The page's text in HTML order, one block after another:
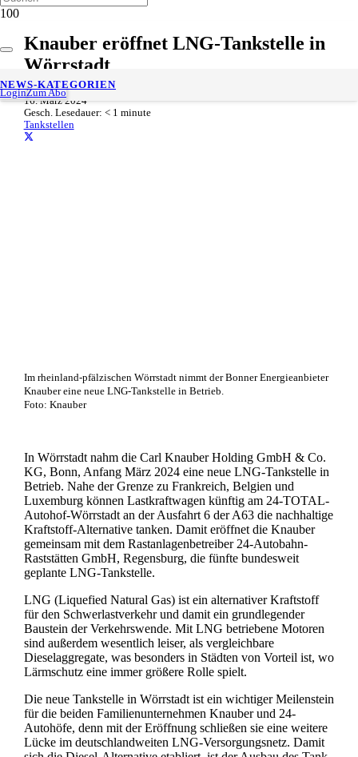
LoginZum Abo
NEWS-KATEGORIEN
Knauber eröffnet LNG-Tankstelle in
Wörrstadt
16. März 2024
Gesch. Lesedauer: < 1 minute
Tankstellen
Im rheinland-pfälzischen Wörrstadt nimmt der Bonner Energieanbieter
Knauber eine neue LNG-Tankstelle in Betrieb.
Foto: Knauber
In Wörrstadt nahm die Carl Knauber Holding GmbH & Co.
KG, Bonn, Anfang März 2024 eine neue LNG-Tankstelle in
Betrieb. Nahe der Grenze zu Frankreich, Belgien und
Luxemburg können Lastkraftwagen künftig am 24-TOTAL-
Autohof-Wörrstadt an der Ausfahrt 6 der A63 die nachhaltige
Kraftstoff-Alternative tanken. Damit eröffnet die Knauber
gemeinsam mit dem Rastanlagenbetreiber 24-Autobahn-
Raststätten GmbH, Regensburg, die fünfte bundesweit
geplante LNG-Tankstelle.
LNG (Liquefied Natural Gas) ist ein alternativer Kraftstoff
für den Schwerlastverkehr und damit ein grundlegender
Baustein der Verkehrswende. Mit LNG betriebene Motoren
sind außerdem wesentlich leiser, als vergleichbare
Dieselaggregate, was besonders in Städten von Vorteil ist, wo
Lärmschutz eine immer größere Rolle spielt.
Die neue Tankstelle in Wörrstadt ist ein wichtiger Meilenstein
für die beiden Familienunternehmen Knauber und 24-
Autohöfe, denn mit der Eröffnung schließen sie eine weitere
Lücke im deutschlandweiten LNG-Versorgungsnetz. Damit